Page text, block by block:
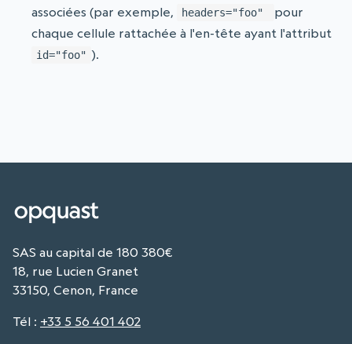
associées (par exemple,
headers="foo"
pour
chaque cellule rattachée à l'en-tête ayant l'attribut
id="foo" ).
SAS au capital de 180 380€
18, rue Lucien Granet
33150, Cenon, France
Tél : +33 5 56 401 402